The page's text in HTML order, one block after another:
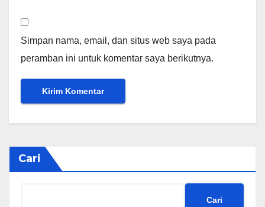
Simpan nama, email, dan situs web saya pada
peramban ini untuk komentar saya berikutnya.
Cari
Cari